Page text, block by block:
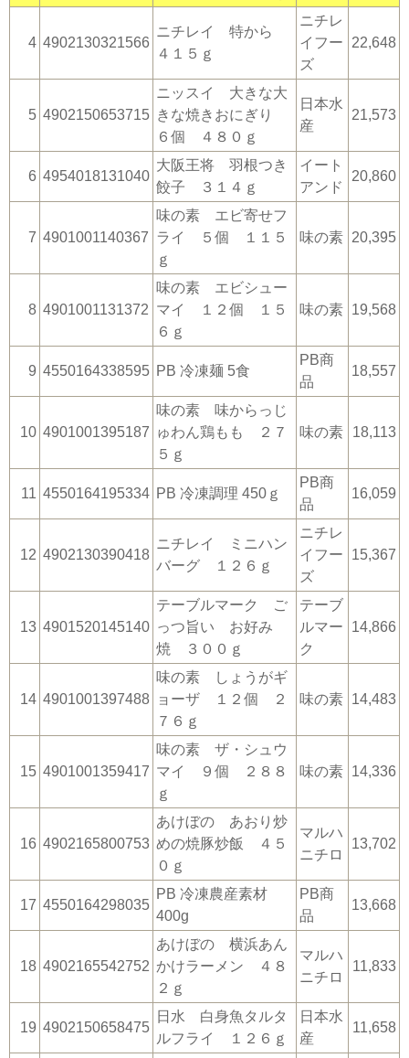
4 4902130321566
ニチレイ 特から
４１５ｇ
ニチレ
イフー
ズ
22,648
5 4902150653715
ニッスイ 大きな大
きな焼きおにぎり
６個 ４８０ｇ
日本水
産
21,573
6 4954018131040
大阪王将 羽根つき
餃子 ３１４ｇ
イート
アンド
20,860
7 4901001140367
味の素 エビ寄せフ
ライ ５個 １１５
ｇ
味の素 20,395
8 4901001131372
味の素 エビシュー
マイ １２個 １５
６ｇ
味の素 19,568
9 4550164338595 PB 冷凍麺 5食
PB商
品
18,557
10 4901001395187
味の素 味からっじ
ゅわん鶏もも ２７
５ｇ
味の素 18,113
11 4550164195334 PB 冷凍調理 450ｇ
PB商
品
16,059
12 4902130390418
ニチレイ ミニハン
バーグ １２６ｇ
ニチレ
イフー
ズ
15,367
13 4901520145140
テーブルマーク ご
っつ旨い お好み
焼 ３００ｇ
テーブ
ルマー
ク
14,866
14 4901001397488
味の素 しょうがギ
ョーザ １２個 ２
７６ｇ
味の素 14,483
15 4901001359417
味の素 ザ・シュウ
マイ ９個 ２８８
ｇ
味の素 14,336
16 4902165800753
あけぼの あおり炒
めの焼豚炒飯 ４５
０ｇ
マルハ
ニチロ
13,702
17 4550164298035
PB 冷凍農産素材
400g
PB商
品
13,668
18 4902165542752
あけぼの 横浜あん
かけラーメン ４８
２ｇ
マルハ
ニチロ
11,833
19 4902150658475
日水 白身魚タルタ
ルフライ １２６ｇ
日本水
産
11,658